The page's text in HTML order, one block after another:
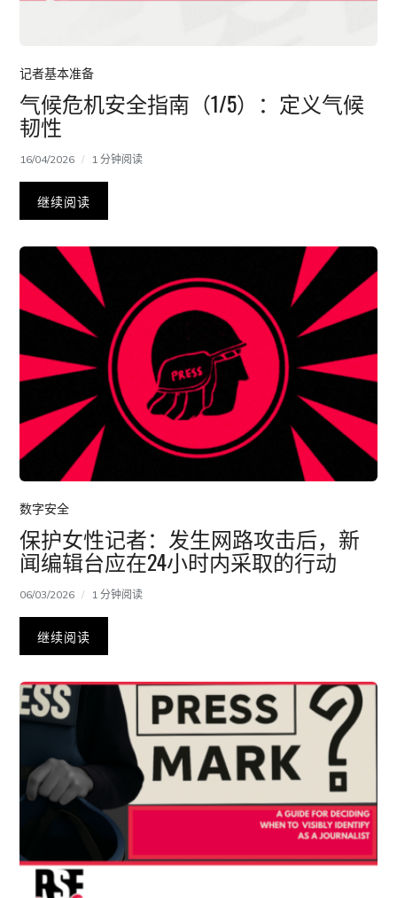
记者基本准备
气候危机安全指南（1/5）：定义气候
韧性
16/04/2026 1 分钟阅读
继续阅读
数字安全
保护女性记者：发生网路攻击后，新
闻编辑台应在24小时内采取的行动
06/03/2026 1 分钟阅读
继续阅读